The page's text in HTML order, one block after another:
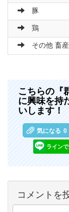
豚
鶏
その他 畜
こちらの『
に興味を持
いします！
気になる 0
ライン
コメントを